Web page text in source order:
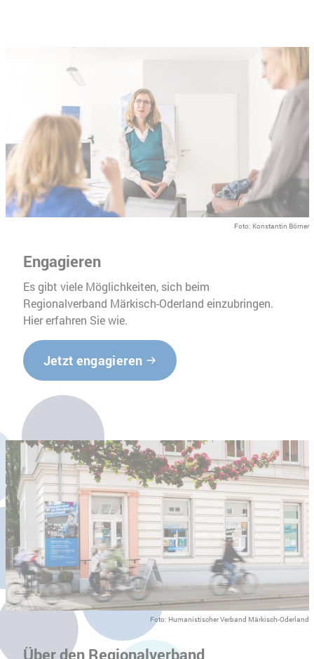
Foto: Konstantin Börner
Engagieren
Es gibt viele Möglichkeiten, sich beim
Regionalverband Märkisch-Oderland einzubringen.
Hier erfahren Sie wie.
Jetzt engagieren
Foto: Humanistischer Verband Märkisch-Oderland
Über den Regionalverband